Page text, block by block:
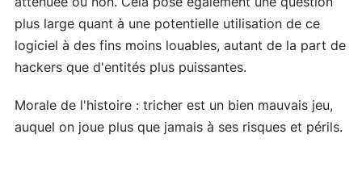
plus large quant à une potentielle utilisation de ce
logiciel à des fins moins louables, autant de la part de
hackers que d'entités plus puissantes.
Morale de l'histoire : tricher est un bien mauvais jeu,
auquel on joue plus que jamais à ses risques et périls.